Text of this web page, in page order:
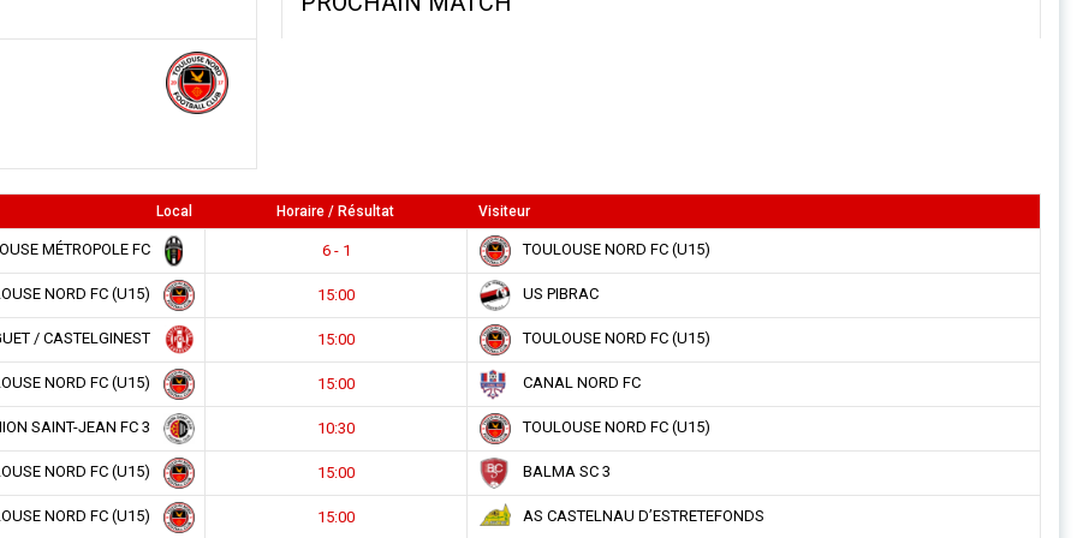
Local Horaire / Résultat Visiteur
MÉTROPOLE FC 6 - 1 TOULOUSE NORD FC (U15)
NORD FC (U15) 15:00 US PIBRAC
/ CASTELGINEST 15:00 TOULOUSE NORD FC (U15)
NORD FC (U15) 15:00 CANAL NORD FC
SAINT-JEAN FC 3 10:30 TOULOUSE NORD FC (U15)
NORD FC (U15) 15:00 BALMA SC 3
NORD FC (U15) 15:00 AS CASTELNAU D’ESTRETEFONDS